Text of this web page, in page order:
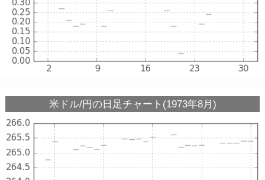
米ドル/円の日足チャート(1973年8月)